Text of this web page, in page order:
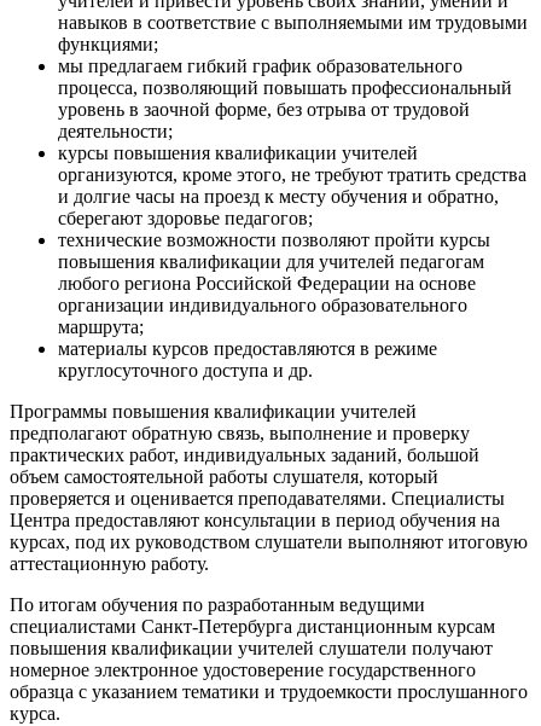
навыков в соответствие с выполняемыми им трудовыми
функциями;
мы предлагаем гибкий график образовательного
процесса, позволяющий повышать профессиональный
уровень в заочной форме, без отрыва от трудовой
деятельности;
курсы повышения квалификации учителей
организуются, кроме этого, не требуют тратить средства
и долгие часы на проезд к месту обучения и обратно,
сберегают здоровье педагогов;
технические возможности позволяют пройти курсы
повышения квалификации для учителей педагогам
любого региона Российской Федерации на основе
организации индивидуального образовательного
маршрута;
материалы курсов предоставляются в режиме
круглосуточного доступа и др.
Программы повышения квалификации учителей
предполагают обратную связь, выполнение и проверку
практических работ, индивидуальных заданий, большой
объем самостоятельной работы слушателя, который
проверяется и оценивается преподавателями. Специалисты
Центра предоставляют консультации в период обучения на
курсах, под их руководством слушатели выполняют итоговую
аттестационную работу.
По итогам обучения по разработанным ведущими
специалистами Санкт-Петербурга дистанционным курсам
повышения квалификации учителей слушатели получают
номерное электронное удостоверение государственного
образца с указанием тематики и трудоемкости прослушанного
курса.